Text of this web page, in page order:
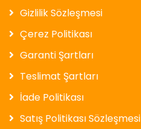
Gizlilik Sözleşmesi
Çerez Politikası
Garanti Şartları
Teslimat Şartları
İade Politikası
Satış Politikası Sözleşmesi